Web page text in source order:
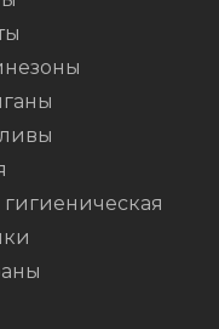
гигиеническая